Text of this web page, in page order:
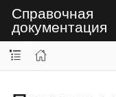
Справочная
документация